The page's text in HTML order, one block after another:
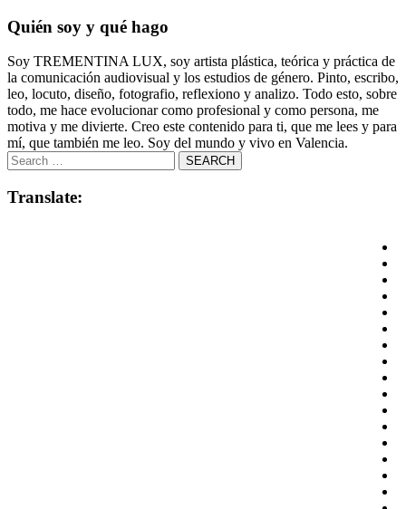
Quién soy y qué hago
Soy TREMENTINA LUX, soy artista plástica, teórica y práctica de
la comunicación audiovisual y los estudios de género. Pinto, escribo,
leo, locuto, diseño, fotografio, reflexiono y analizo. Todo esto, sobre
todo, me hace evolucionar como profesional y como persona, me
motiva y me divierte. Creo este contenido para ti, que me lees y para
mí, que también me leo. Soy del mundo y vivo en Valencia.
Translate: